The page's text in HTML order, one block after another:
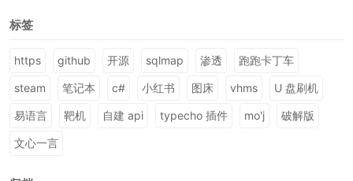
标签
https github 开源 sqlmap 渗透 跑跑卡丁车
steam 笔记本 c# 小红书 图床 vhms U 盘刷机
易语言 靶机 自建 api typecho 插件 mo'j 破解版
文心一言